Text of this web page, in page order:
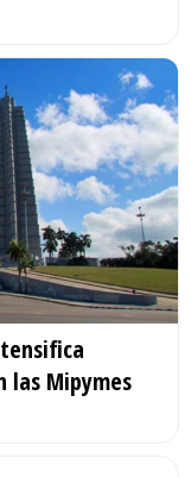
las Mipymes